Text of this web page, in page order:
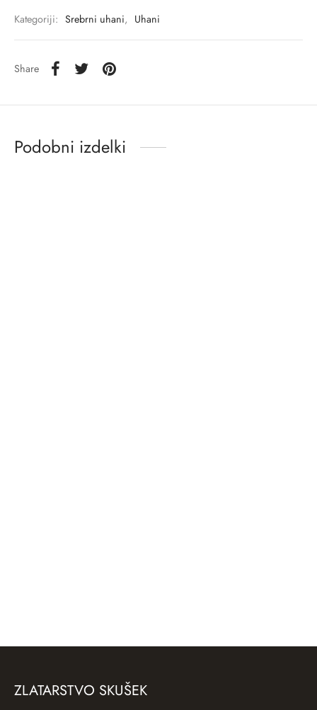
Kategoriji: Srebrni uhani, Uhani
Share
Podobni izdelki
ZLATARSTVO SKUŠEK